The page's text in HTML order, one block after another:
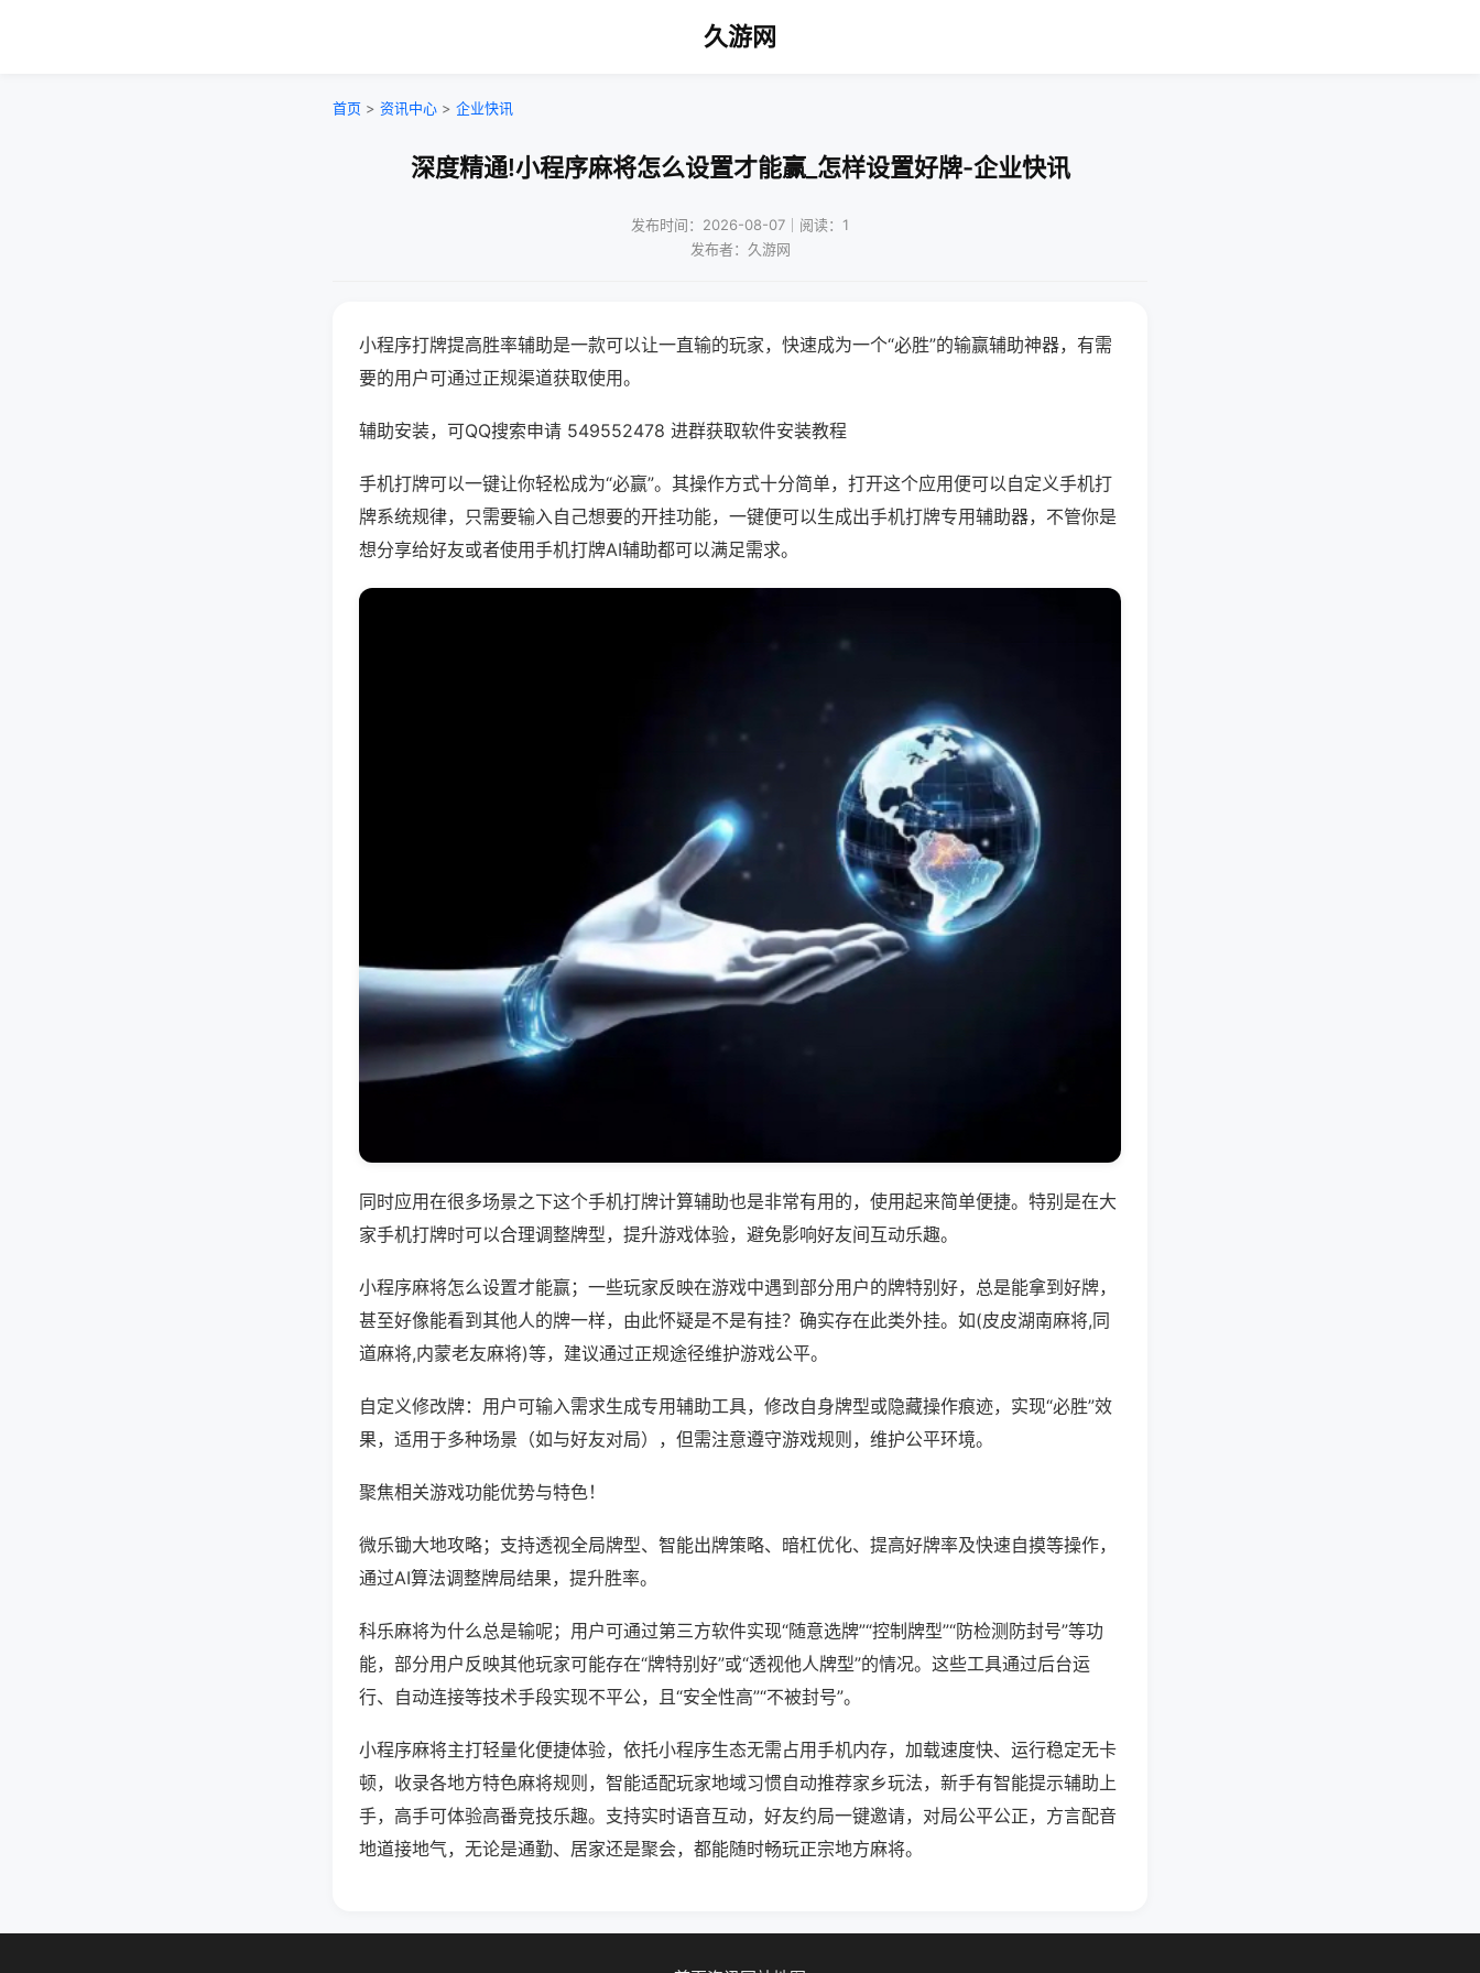
久游网
首页 > 资讯中心 > 企业快讯
深度精通!小程序麻将怎么设置才能赢_怎样设置好牌-企业快讯
发布时间：2026-08-07｜阅读：1
发布者：久游网
小程序打牌提高胜率辅助是一款可以让一直输的玩家，快速成为一个“必胜”的输赢辅助神器，有需
要的用户可通过正规渠道获取使用。
辅助安装，可QQ搜索申请 549552478 进群获取软件安装教程
手机打牌可以一键让你轻松成为“必赢”。其操作方式十分简单，打开这个应用便可以自定义手机打
牌系统规律，只需要输入自己想要的开挂功能，一键便可以生成出手机打牌专用辅助器，不管你是
想分享给好友或者使用手机打牌AI辅助都可以满足需求。
同时应用在很多场景之下这个手机打牌计算辅助也是非常有用的，使用起来简单便捷。特别是在大
家手机打牌时可以合理调整牌型，提升游戏体验，避免影响好友间互动乐趣。
小程序麻将怎么设置才能赢；一些玩家反映在游戏中遇到部分用户的牌特别好，总是能拿到好牌，
甚至好像能看到其他人的牌一样，由此怀疑是不是有挂？确实存在此类外挂。如(皮皮湖南麻将,同
道麻将,内蒙老友麻将)等，建议通过正规途径维护游戏公平。
自定义修改牌：用户可输入需求生成专用辅助工具，修改自身牌型或隐藏操作痕迹，实现“必胜”效
果，适用于多种场景（如与好友对局），但需注意遵守游戏规则，维护公平环境。
聚焦相关游戏功能优势与特色！
微乐锄大地攻略；支持透视全局牌型、智能出牌策略、暗杠优化、提高好牌率及快速自摸等操作，
通过AI算法调整牌局结果，提升胜率。
科乐麻将为什么总是输呢；用户可通过第三方软件实现“随意选牌”“控制牌型”“防检测防封号”等功
能，部分用户反映其他玩家可能存在“牌特别好”或“透视他人牌型”的情况。这些工具通过后台运
行、自动连接等技术手段实现不平公，且“安全性高”“不被封号”。
小程序麻将主打轻量化便捷体验，依托小程序生态无需占用手机内存，加载速度快、运行稳定无卡
顿，收录各地方特色麻将规则，智能适配玩家地域习惯自动推荐家乡玩法，新手有智能提示辅助上
手，高手可体验高番竞技乐趣。支持实时语音互动，好友约局一键邀请，对局公平公正，方言配音
地道接地气，无论是通勤、居家还是聚会，都能随时畅玩正宗地方麻将。